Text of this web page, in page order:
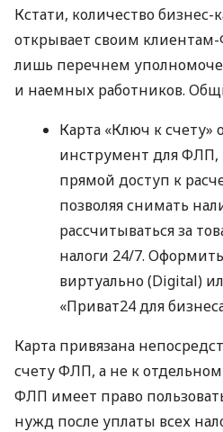
Кстати, количество бизнес-
открывает своим
лишь перечнем
и наемных работников.
Карта «Ключ к
инструмент для
прямой доступ к
позволяя снимать
рассчитываться за
налоги 24/7.
виртуально (Digital)
«Приват24 для
Карта привязана
счету ФЛП, а не к
ФЛП имеет право
нужд после уплаты всех